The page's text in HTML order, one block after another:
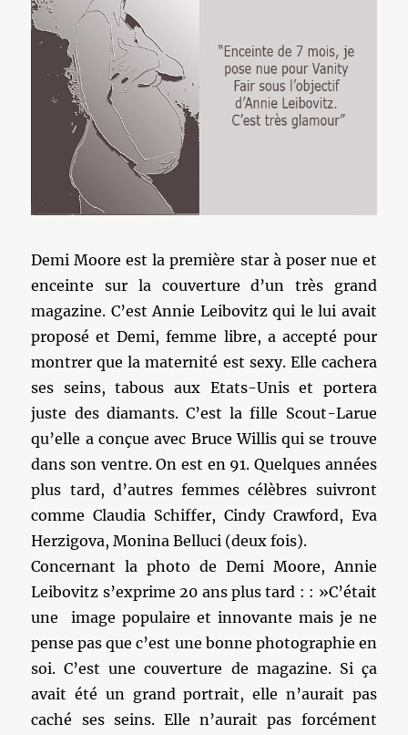
Demi Moore est la première star à poser nue et
enceinte sur la couverture d’un très grand
magazine. C’est Annie Leibovitz qui le lui avait
proposé et Demi, femme libre, a accepté pour
montrer que la maternité est sexy. Elle cachera
ses seins, tabous aux Etats-Unis et portera
juste des diamants. C’est la fille Scout-Larue
qu’elle a conçue avec Bruce Willis qui se trouve
dans son ventre. On est en 91. Quelques années
plus tard, d’autres femmes célèbres suivront
comme Claudia Schiffer, Cindy Crawford, Eva
Herzigova, Monina Belluci (deux fois).
Concernant la photo de Demi Moore, Annie
Leibovitz s’exprime 20 ans plus tard : : »C’était
une image populaire et innovante mais je ne
pense pas que c’est une bonne photographie en
soi. C’est une couverture de magazine. Si ça
avait été un grand portrait, elle n’aurait pas
caché ses seins. Elle n’aurait pas forcément